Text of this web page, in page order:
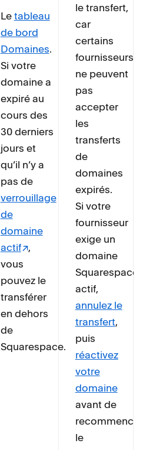
Letableau
de bord
Domaines.
Si votre
domaine a
expiré au
cours des
30 derniers
jours et
qu’il n’y a
pas de
verrouillage
de
domaine
actif
,
vous
pouvez le
transférer
en dehors
de
Squarespace.
le transfert,
car
certains
fournisseurs
ne peuvent
pas
accepter
les
transferts
de
domaines
expirés.
Si votre
fournisseur
exige un
domaine
Squarespace
actif,
annulez le
transfert,
puis
réactivez
votre
domaine
avant de
recommencer
le